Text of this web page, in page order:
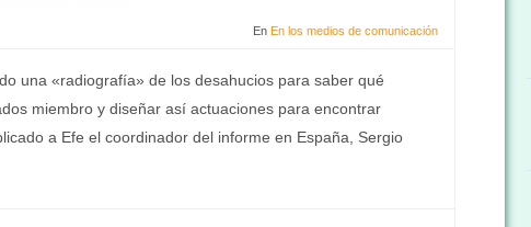
En En los medios de comunicación
una «radiografía» de los desahucios para saber qué
miembro y diseñar así actuaciones para encontrar
a Efe el coordinador del informe en España, Sergio